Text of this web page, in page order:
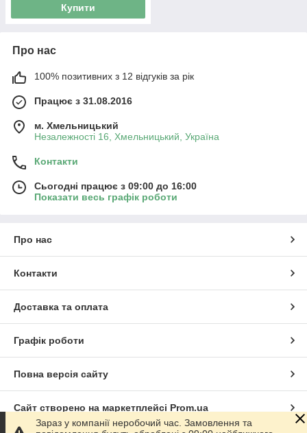
Купити
Про нас
100% позитивних з 12 відгуків за рік
Працює з 31.08.2016
м. Хмельницький
Незалежності 16, Хмельницький, Україна
Контакти
Сьогодні працює з 09:00 до 16:00
Показати весь графік роботи
Про нас
Контакти
Доставка та оплата
Графік роботи
Повна версія сайту
Сайт створено на маркетплейсі Prom.ua
Зараз у компанії неробочий час. Замовлення та